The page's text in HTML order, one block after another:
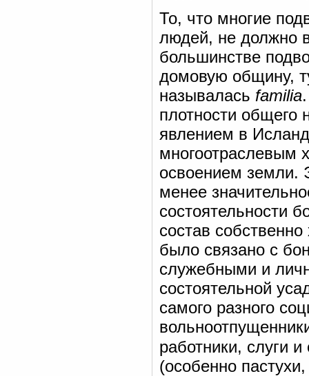
То, что многие
людей, не должно
большинстве
домовую общину,
называлась familia
плотности общего
явлением в
многоотраслевым
освоением земли.
менее
состоятельности
состав
было связано с
служебными и
состоятельной
самого разного
работники, слуги
(особенно